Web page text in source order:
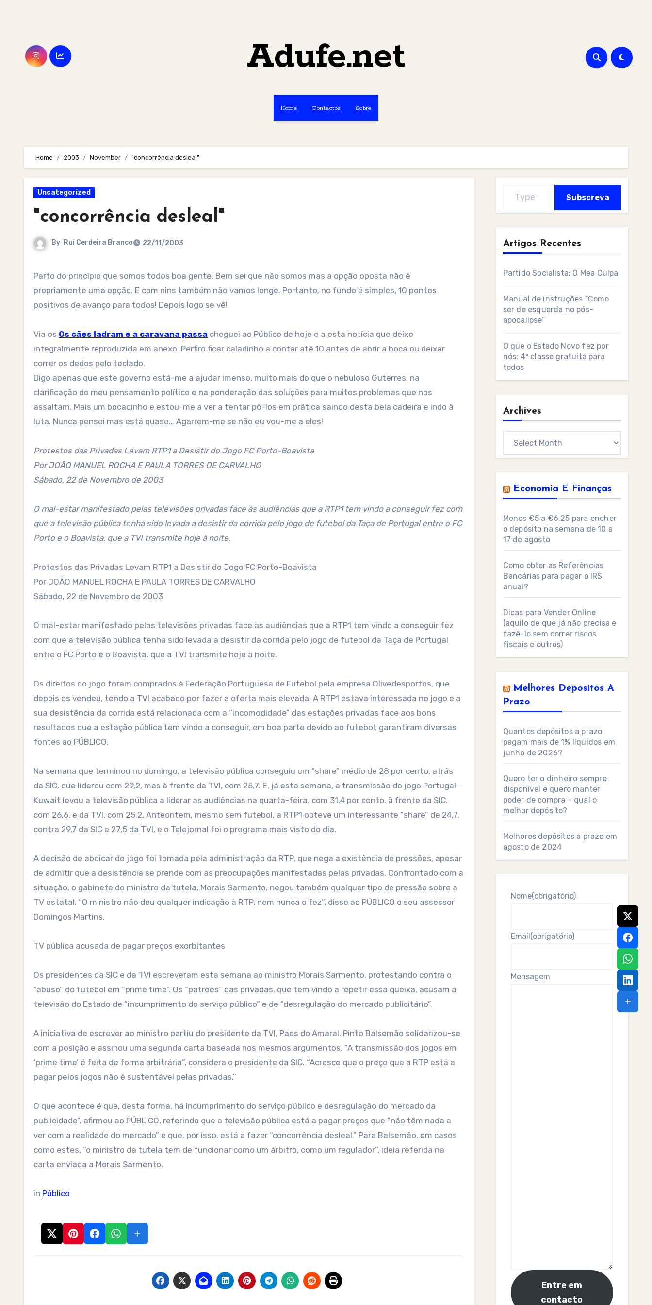
Adufe.net
Home Contactos Sobre
Home 2003 November "concorrência desleal"
Uncategorized
"concorrência desleal"
By Rui Cerdeira Branco 22/11/2003
Parto do princípio que somos todos boa gente. Bem sei que não somos mas a opção oposta não é
propriamente uma opção. E com nins também não vamos longe. Portanto, no fundo é simples, 10 pontos
positivos de avanço para todos! Depois logo se vê!
Via os Os cães ladram e a caravana passa cheguei ao Público de hoje e a esta notícia que deixo
integralmente reproduzida em anexo. Perfiro ficar caladinho a contar até 10 antes de abrir a boca ou deixar
correr os dedos pelo teclado.
Digo apenas que este governo está-me a ajudar imenso, muito mais do que o nebuloso Guterres, na
clarificação do meu pensamento político e na ponderação das soluções para muitos problemas que nos
assaltam. Mais um bocadinho e estou-me a ver a tentar pô-los em prática saindo desta bela cadeira e indo à
luta. Nunca pensei mas está quase… Agarrem-me se não eu vou-me a eles!
Protestos das Privadas Levam RTP1 a Desistir do Jogo FC Porto-Boavista
Por JOÃO MANUEL ROCHA E PAULA TORRES DE CARVALHO
Sábado, 22 de Novembro de 2003
O mal-estar manifestado pelas televisões privadas face às audiências que a RTP1 tem vindo a conseguir fez com
que a televisão pública tenha sido levada a desistir da corrida pelo jogo de futebol da Taça de Portugal entre o FC
Porto e o Boavista, que a TVI transmite hoje à noite.
Protestos das Privadas Levam RTP1 a Desistir do Jogo FC Porto-Boavista
Por JOÃO MANUEL ROCHA E PAULA TORRES DE CARVALHO
Sábado, 22 de Novembro de 2003
O mal-estar manifestado pelas televisões privadas face às audiências que a RTP1 tem vindo a conseguir fez
com que a televisão pública tenha sido levada a desistir da corrida pelo jogo de futebol da Taça de Portugal
entre o FC Porto e o Boavista, que a TVI transmite hoje à noite.
Os direitos do jogo foram comprados à Federação Portuguesa de Futebol pela empresa Olivedesportos, que
depois os vendeu, tendo a TVI acabado por fazer a oferta mais elevada. A RTP1 estava interessada no jogo e a
sua desistência da corrida está relacionada com a “incomodidade” das estações privadas face aos bons
resultados que a estação pública tem vindo a conseguir, em boa parte devido ao futebol, garantiram diversas
fontes ao PÚBLICO.
Na semana que terminou no domingo, a televisão pública conseguiu um “share” médio de 28 por cento, atrás
da SIC, que liderou com 29,2, mas à frente da TVI, com 25,7. E, já esta semana, a transmissão do jogo Portugal-
Kuwait levou a televisão pública a liderar as audiências na quarta-feira, com 31,4 por cento, à frente da SIC,
com 26,6, e da TVI, com 25,2. Anteontem, mesmo sem futebol, a RTP1 obteve um interessante “share” de 24,7,
contra 29,7 da SIC e 27,5 da TVI, e o Telejornal foi o programa mais visto do dia.
A decisão de abdicar do jogo foi tomada pela administração da RTP, que nega a existência de pressões, apesar
de admitir que a desistência se prende com as preocupações manifestadas pelas privadas. Confrontado com a
situação, o gabinete do ministro da tutela, Morais Sarmento, negou também qualquer tipo de pressão sobre a
TV estatal. “O ministro não deu qualquer indicação à RTP, nem nunca o fez”, disse ao PÚBLICO o seu assessor
Domingos Martins.
TV pública acusada de pagar preços exorbitantes
Os presidentes da SIC e da TVI escreveram esta semana ao ministro Morais Sarmento, protestando contra o
“abuso” do futebol em “prime time”. Os “patrões” das privadas, que têm vindo a repetir essa queixa, acusam a
televisão do Estado de “incumprimento do serviço público” e de “desregulação do mercado publicitário”.
A iniciativa de escrever ao ministro partiu do presidente da TVI, Paes do Amaral. Pinto Balsemão solidarizou-se
com a posição e assinou uma segunda carta baseada nos mesmos argumentos. “A transmissão dos jogos em
‘prime time’ é feita de forma arbitrária”, considera o presidente da SIC. “Acresce que o preço que a RTP está a
pagar pelos jogos não é sustentável pelas privadas.”
O que acontece é que, desta forma, há incumprimento do serviço público e desregulação do mercado da
publicidade”, afirmou ao PÚBLICO, referindo que a televisão pública está a pagar preços que “não têm nada a
ver com a realidade do mercado” e que, por isso, está a fazer “concorrência desleal.” Para Balsemão, em casos
como estes, “o ministro da tutela tem de funcionar como um árbitro, como um regulador”, ideia referida na
carta enviada a Morais Sarmento.
in Público
Subscreva
Artigos Recentes
Partido Socialista: O Mea Culpa
Manual de instruções “Como
ser de esquerda no pós-
apocalipse”
O que o Estado Novo fez por
nós: 4ª classe gratuita para
todos
Archives
Economia E Finanças
Menos €5 a €6,25 para encher
o depósito na semana de 10 a
17 de agosto
Como obter as Referências
Bancárias para pagar o IRS
anual?
Dicas para Vender Online
(aquilo de que já não precisa e
fazê-lo sem correr riscos
fiscais e outros)
Melhores Depositos A
Prazo
Quantos depósitos a prazo
pagam mais de 1% líquidos em
junho de 2026?
Quero ter o dinheiro sempre
disponível e quero manter
poder de compra – qual o
melhor depósito?
Melhores depósitos a prazo em
agosto de 2024
Nome(obrigatório)
Email(obrigatório)
Mensagem
Entre em
contacto